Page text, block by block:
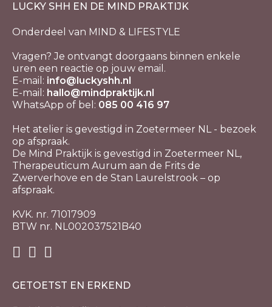
LUCKY SHH EN DE MIND PRAKTIJK
Onderdeel van MIND & LIFESTYLE
Vragen? Je ontvangt doorgaans binnen enkele
uren een reactie op jouw email.
E-mail: info@luckyshh.nl
E-mail: hallo@mindpraktijk.nl
WhatsApp of bel: 085 00 416 97
Het atelier is gevestigd in Zoetermeer NL - bezoek
op afspraak.
De Mind Praktijk is gevestigd in Zoetermeer NL,
Therapeuticum Aurum aan de Frits de
Zwerverhove en de Stan Laurelstrook – op
afspraak.
KVK. nr. 71017909
BTW nr. NL002037521B40
GETOETST EN ERKEND